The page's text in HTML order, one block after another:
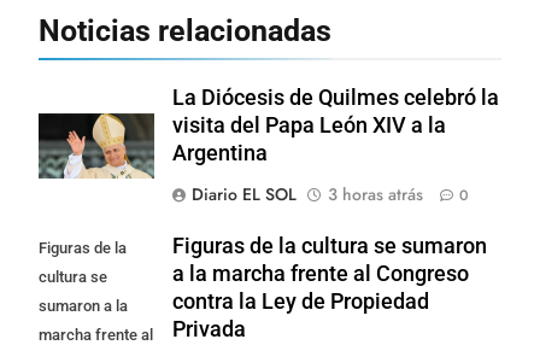
Noticias relacionadas
La Diócesis de Quilmes celebró la
visita del Papa León XIV a la
Argentina
Diario EL SOL
3 horas atrás 0
Figuras de la
cultura se
sumaron a la
marcha frente al
Figuras de la cultura se sumaron
a la marcha frente al Congreso
contra la Ley de Propiedad
Privada